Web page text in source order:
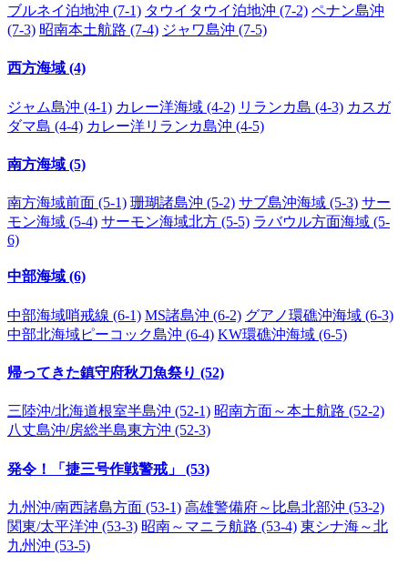
ブルネイ泊地沖 (7-1) タウイタウイ泊地沖 (7-2) ペナン島沖
(7-3) 昭南本土航路 (7-4) ジャワ島沖 (7-5)
西方海域 (4)
ジャム島沖 (4-1) カレー洋海域 (4-2) リランカ島 (4-3) カスガ
ダマ島 (4-4) カレー洋リランカ島沖 (4-5)
南方海域 (5)
南方海域前面 (5-1) 珊瑚諸島沖 (5-2) サブ島沖海域 (5-3) サー
モン海域 (5-4) サーモン海域北方 (5-5) ラバウル方面海域 (5-
6)
中部海域 (6)
中部海域哨戒線 (6-1) MS諸島沖 (6-2) グアノ環礁沖海域 (6-3)
中部北海域ピーコック島沖 (6-4) KW環礁沖海域 (6-5)
帰ってきた鎮守府秋刀魚祭り (52)
三陸沖/北海道根室半島沖 (52-1) 昭南方面～本土航路 (52-2)
八丈島沖/房総半島東方沖 (52-3)
発令！「捷三号作戦警戒」 (53)
九州沖/南西諸島方面 (53-1) 高雄警備府～比島北部沖 (53-2)
関東/太平洋沖 (53-3) 昭南～マニラ航路 (53-4) 東シナ海～北
九州沖 (53-5)